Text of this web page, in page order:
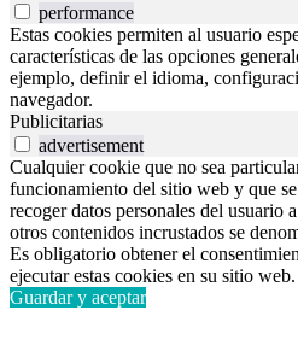
performance
Estas cookies permiten al usuario
características de las opciones
ejemplo, definir el idioma,
navegador.
Publicitarias
advertisement
Cualquier cookie que no sea
funcionamiento del sitio web y que
recoger datos personales del usuario
otros contenidos incrustados se
Es obligatorio obtener el
ejecutar estas cookies en su sitio web.
Guardar y aceptar